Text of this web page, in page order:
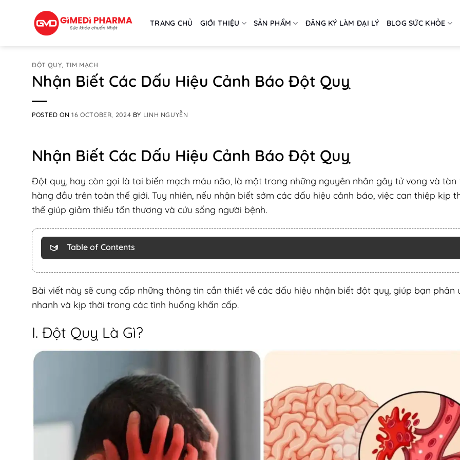
TRANG CHỦ GIỚI THIỆU SẢN PHẨM ĐĂNG KÝ LÀM ĐẠI LÝ BLOG SỨC KHỎE
ĐỘT QUỴ, TIM MẠCH
Nhận Biết Các Dấu Hiệu Cảnh Báo Đột Quỵ
POSTED ON16 OCTOBER, 2024 BY LINH NGUYỄN
Nhận Biết Các Dấu Hiệu Cảnh Báo Đột Quỵ
Đột quỵ, hay còn gọi là tai biến mạch máu não, là một trong những nguyên nhân gây tử vong và tàn
hàng đầu trên toàn thế giới. Tuy nhiên, nếu nhận biết sớm các dấu hiệu cảnh báo, việc can thiệp kịp
thể giúp giảm thiểu tổn thương và cứu sống người bệnh.
Table of Contents
Bài viết này sẽ cung cấp những thông tin cần thiết về các dấu hiệu nhận biết đột quỵ, giúp bạn phản
nhanh và kịp thời trong các tình huống khẩn cấp.
I. Đột Quỵ Là Gì?